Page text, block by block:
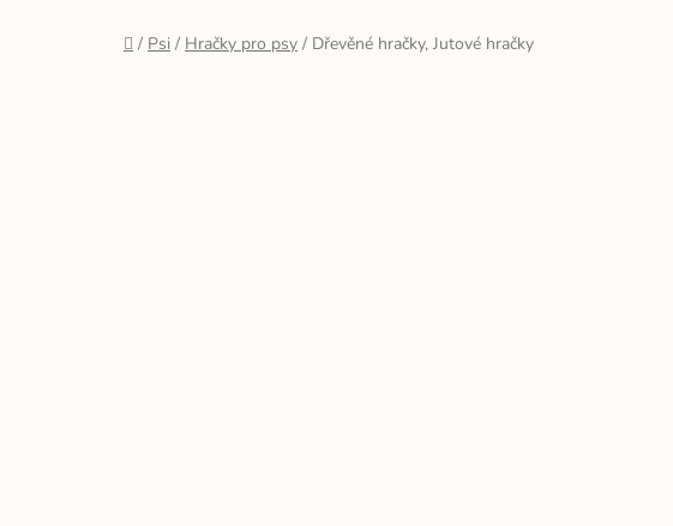
Domů
/ Psi / Hračky pro psy / Dřevěné hračky, Jutové hračky